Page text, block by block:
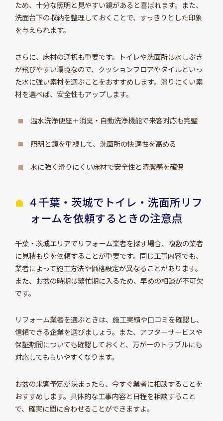
ため、十分な照明と見やすい鏡があると喜ばれます。また、
洗面台下の収納を整理しておくことで、すっきりとした印象
を与えられます。
さらに、床材の選択も重要です。トイレや洗面所は水しぶき
が飛びやすい環境なので、クッションフロアやタイルといっ
た水に強い素材を選ぶことをおすすめします。滑りにくい素
材を選べば、安全性もアップします。
温水洗浄便座＋消臭・自動洗浄機能で来客対応も完璧
照明と鏡を重視して、洗面所の快適性を高める
水に強く滑りにくい床材で安全性と清潔感を確保
4 千葉・茨城でトイレ・洗面所リフ
ォームを依頼するときの注意点
千葉・茨城エリアでリフォーム業者を探す場合、複数の業者
に見積もりを依頼することが重要です。同じ工事内容でも、
業者によって施工方法や価格設定が異なることがあります。
また、お盆の時期は繁忙期に入るため、早めの相談が不可欠
です。
リフォーム業者を選ぶときは、施工実績や口コミを確認し、
信頼できる企業を選びましょう。また、アフターサービスや
保証期間についても確認しておくと、万が一のトラブルにも
対応してもらいやすくなります。
お盆の来客予定が決まったら、今すぐ業者に相談することを
おすすめします。具体的な工事内容と日程を相談すること
で、確実に間に合わせることができますよ。